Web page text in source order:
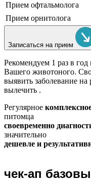
Прием офтальмолога
Прием орнитолога
Записаться на прием
Рекомендуем 1 раз в
Вашего животоного.
выявить заболевание
вылечить .
Регулярное
питомца
своевременно
значительно
дешевле и
чек-ап